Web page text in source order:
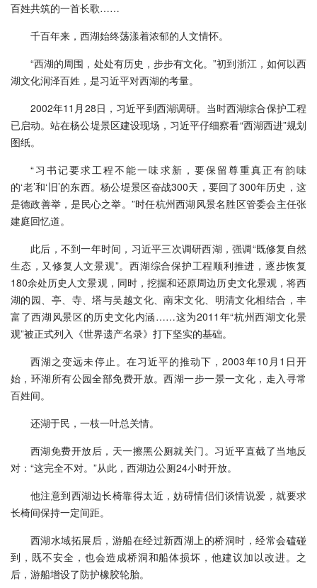
百姓共筑的一首长歌……
千百年来，西湖始终荡漾着浓郁的人文情怀。
“西湖的周围，处处有历史，步步有文化。”初到浙江，如何以西
湖文化润泽百姓，是习近平对西湖的考量。
2002年11月28日，习近平到西湖调研。当时西湖综合保护工程
已启动。站在杨公堤景区建设现场，习近平仔细察看“西湖西进”规划
图纸。
“习书记要求工程不能一味求新，要保留尊重真正有韵味
的‘老’和‘旧’的东西。杨公堤景区奋战300天，要回了300年历史，这
是德政善举，是民心之举。”时任杭州西湖风景名胜区管委会主任张
建庭回忆道。
此后，不到一年时间，习近平三次调研西湖，强调“既修复自然
生态，又修复人文景观”。西湖综合保护工程顺利推进，逐步恢复
180余处历史人文景观，同时，挖掘和还原周边历史文化景观，将西
湖的园、亭、寺、塔与吴越文化、南宋文化、明清文化相结合，丰
富了西湖风景区的历史文化内涵……这为2011年“杭州西湖文化景
观”被正式列入《世界遗产名录》打下坚实的基础。
西湖之变远未停止。在习近平的推动下，2003年10月1日开
始，环湖所有公园全部免费开放。西湖一步一景一文化，走入寻常
百姓间。
还湖于民，一枝一叶总关情。
西湖免费开放后，天一擦黑公厕就关门。习近平直截了当地反
对：“这完全不对。”从此，西湖边公厕24小时开放。
他注意到西湖边长椅靠得太近，妨碍情侣们谈情说爱，就要求
长椅间保持一定间距。
西湖水域拓展后，游船在经过新西湖上的桥洞时，经常会磕碰
到，既不安全，也会造成桥洞和船体损坏，他建议加以改进。之
后，游船增设了防护橡胶轮胎。